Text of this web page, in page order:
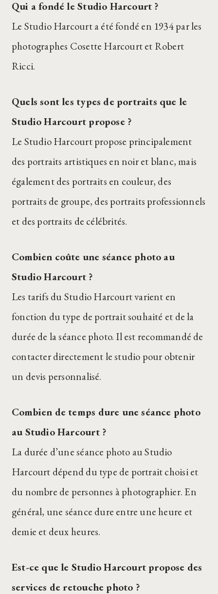
Qui a fondé le Studio Harcourt ?
Le Studio Harcourt a été fondé en 1934 par les
photographes Cosette Harcourt et Robert
Ricci.
Quels sont les types de portraits que le
Studio Harcourt propose ?
Le Studio Harcourt propose principalement
des portraits artistiques en noir et blanc, mais
également des portraits en couleur, des
portraits de groupe, des portraits professionnels
et des portraits de célébrités.
Combien coûte une séance photo au
Studio Harcourt ?
Les tarifs du Studio Harcourt varient en
fonction du type de portrait souhaité et de la
durée de la séance photo. Il est recommandé de
contacter directement le studio pour obtenir
un devis personnalisé.
Combien de temps dure une séance photo
au Studio Harcourt ?
La durée d’une séance photo au Studio
Harcourt dépend du type de portrait choisi et
du nombre de personnes à photographier. En
général, une séance dure entre une heure et
demie et deux heures.
Est-ce que le Studio Harcourt propose des
services de retouche photo ?